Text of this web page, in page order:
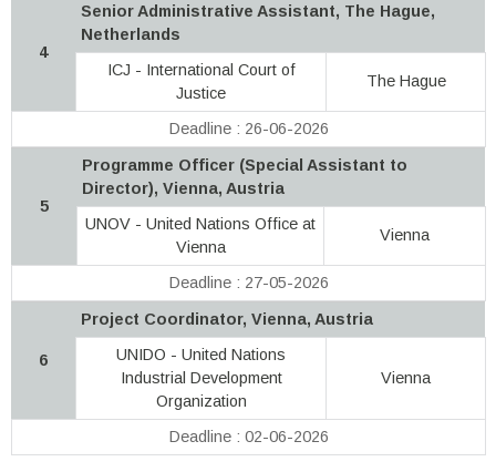
4
Senior Administrative Assistant, The Hague,
Netherlands
ICJ - International Court of
Justice
The Hague
Deadline : 26-06-2026
5
Programme Officer (Special Assistant to
Director), Vienna, Austria
UNOV - United Nations Office at
Vienna
Vienna
Deadline : 27-05-2026
6
Project Coordinator, Vienna, Austria
UNIDO - United Nations
Industrial Development
Organization
Vienna
Deadline : 02-06-2026